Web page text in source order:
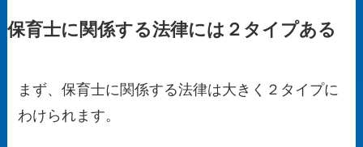
保育士に関係する法律には２タイプある
まず、保育士に関係する法律は大きく２タイプに
わけられます。